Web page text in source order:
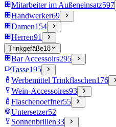
Mitarbeiter im Außeneinsatz597
Handwerker69
Damen154
Herren91
Trinkgefäße18
Bar Accessoirs295
Tasse195
Werbemittel Trinkflaschen176
Wein-Accessoires93
Flaschenoeffner55
Untersetzer52
Sonnenbrillen33